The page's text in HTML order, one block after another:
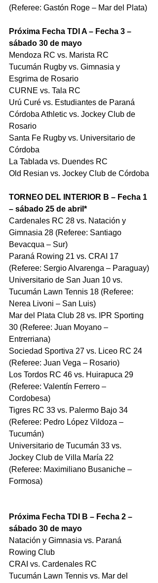
(Referee: Gastón Roge – Mar del Plata)
Próxima Fecha TDI A – Fecha 3 –
sábado 30 de mayo
Mendoza RC vs. Marista RC
Tucumán Rugby vs. Gimnasia y
Esgrima de Rosario
CURNE vs. Tala RC
Urú Curé vs. Estudiantes de Paraná
Córdoba Athletic vs. Jockey Club de
Rosario
Santa Fe Rugby vs. Universitario de
Córdoba
La Tablada vs. Duendes RC
Old Resian vs. Jockey Club de Córdoba
TORNEO DEL INTERIOR B – Fecha 1
– sábado 25 de abril*
Cardenales RC 28 vs. Natación y
Gimnasia 28 (Referee: Santiago
Bevacqua – Sur)
Paraná Rowing 21 vs. CRAI 17
(Referee: Sergio Alvarenga – Paraguay)
Universitario de San Juan 10 vs.
Tucumán Lawn Tennis 18 (Referee:
Nerea Livoni – San Luis)
Mar del Plata Club 28 vs. IPR Sporting
30 (Referee: Juan Moyano –
Entrerriana)
Sociedad Sportiva 27 vs. Liceo RC 24
(Referee: Juan Vega – Rosario)
Los Tordos RC 46 vs. Huirapuca 29
(Referee: Valentín Ferrero –
Cordobesa)
Tigres RC 33 vs. Palermo Bajo 34
(Referee: Pedro López Vildoza –
Tucumán)
Universitario de Tucumán 33 vs.
Jockey Club de Villa María 22
(Referee: Maximiliano Busaniche –
Formosa)
Próxima Fecha TDI B – Fecha 2 –
sábado 30 de mayo
Natación y Gimnasia vs. Paraná
Rowing Club
CRAI vs. Cardenales RC
Tucumán Lawn Tennis vs. Mar del